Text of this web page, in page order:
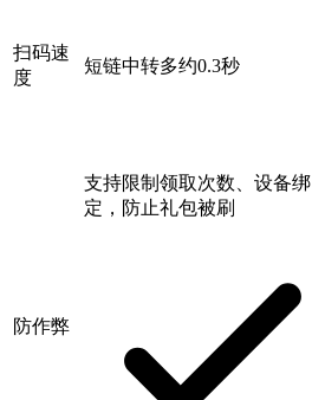
扫码速
度
短链中转多约0.3秒
防作弊
支持限制领取次数、设备绑
定，防止礼包被刷